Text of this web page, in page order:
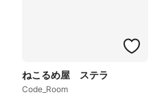
ねこるめ屋 ステラ
Code_Room